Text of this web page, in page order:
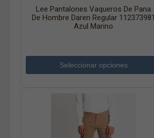
Lee Pantalones Vaqueros De Pana
De Hombre Daren Regular 112373981
Azul Marino
Seleccionar opciones